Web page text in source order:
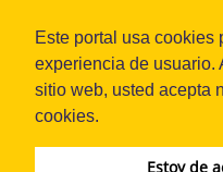
Este portal usa cookies
experiencia de usuario.
sitio web, usted acepta
cookies.
Estoy de
Sistema OJS -